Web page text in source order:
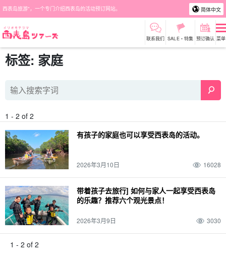
西表岛旅游"，一个专门介绍西表岛的活动预订网站。 简体中文
联系我们 SALE・特集 预订确认 菜单
标签: 家庭
1 - 2 of 2
有孩子的家庭也可以享受西表岛的活动。
2026年3月10日 16028
带着孩子去旅行] 如何与家人一起享受西表岛
的乐趣？推荐六个观光景点！
2026年3月9日 3030
1 - 2 of 2